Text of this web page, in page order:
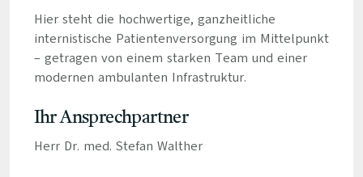
Hier steht die hochwertige, ganzheitliche
internistische Patientenversorgung im Mittelpunkt
– getragen von einem starken Team und einer
modernen ambulanten Infrastruktur.
Ihr Ansprechpartner
Herr Dr. med. Stefan Walther